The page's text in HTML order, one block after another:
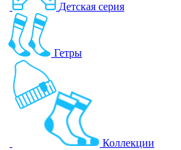
Детская серия
Гетры
Коллекции